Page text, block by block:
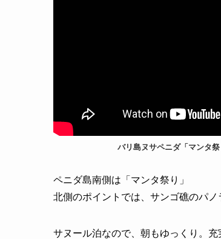
バリ島ヌサペニダ「マンタ祭
ペニダ島南側は「マンタ祭り」
北側のポイントでは、サンゴ礁のパ
サヌール泊なので、朝もゆっくり。充